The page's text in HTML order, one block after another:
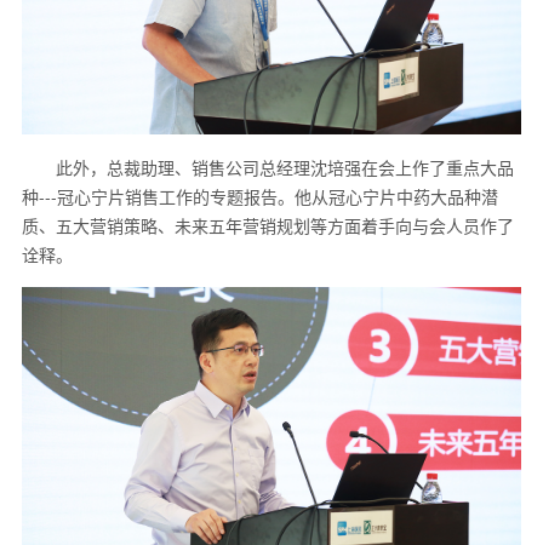
此外，总裁助理、销售公司总经理沈培强在会上作了重点大品
种---冠心宁片销售工作的专题报告。他从冠心宁片中药大品种潜
质、五大营销策略、未来五年营销规划等方面着手向与会人员作了
诠释。